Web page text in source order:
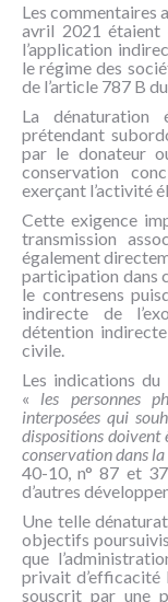
Les commentaires
avril 2021 étaient
l’application
le régime des
de l’article 787 B
La dénaturation
prétendant
par le donateur
conservation
exerçant l’activité
Cette exigence
transmission
également
participation dans
le contresens
indirecte de
détention
civile.
Les indications
« les personnes
interposées qui
dispositions doivent
conservation dans
40-10, n° 87 et
d’autres
Une telle
objectifs
que
privait d’efficacité
souscrit par une